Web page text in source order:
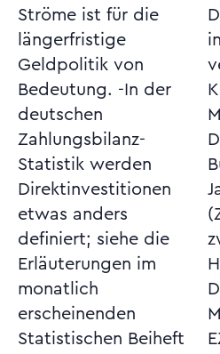
Ströme ist für die
längerfristige
Geldpolitik von
Bedeutung. -In der
deutschen
Zahlungsbilanz-
Statistik werden
Direktinvestitionen
etwas anders
definiert; siehe die
Erläuterungen im
monatlich
erscheinenden
Statistischen Beiheft
Direktinvestitionen
in der EU nach
verschiedenen
Kriterien),
Monatsbericht der
Deutschen
Bundesbank vom
Januar 2006, S. 28 f.
(Zusammenhang
zwischen
Handelsbilanz und
Direktinvestitionen),
Monatsbericht der
EZB vom Juli 2006,